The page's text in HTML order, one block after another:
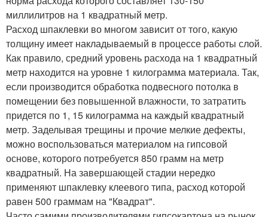
миллилитров на 1 квадратный метр.
Расход шпаклевки во многом зависит от того, какую
толщину имеет накладываемый в процессе работы слой.
Как правило, средний уровень расхода на 1 квадратный
метр находится на уровне 1 килограмма материала. Так,
если производится обработка подвесного потолка в
помещении без повышенной влажности, то затратить
придется по 1, 15 килограмма на каждый квадратный
метр. Заделывая трещины и прочие мелкие дефекты,
можно воспользоваться материалом на гипсовой
основе, которого потребуется 850 грамм на метр
квадратный. На завершающей стадии нередко
применяют шпаклевку клеевого типа, расход которой
равен 500 граммам на "Квадрат".